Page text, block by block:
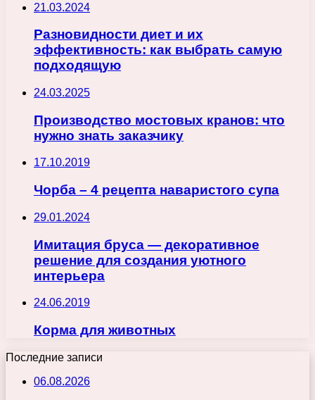
21.03.2024
Разновидности диет и их
эффективность: как выбрать самую
подходящую
24.03.2025
Производство мостовых кранов: что
нужно знать заказчику
17.10.2019
Чорба – 4 рецепта наваристого супа
29.01.2024
Имитация бруса — декоративное
решение для создания уютного
интерьера
24.06.2019
Корма для животных
Последние записи
06.08.2026